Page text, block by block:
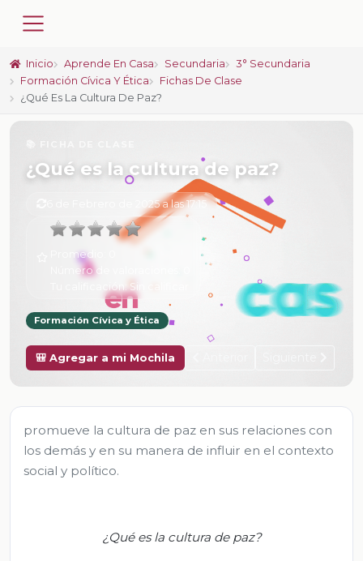
Inicio Aprende En Casa Secundaria
3° Secundaria
Formación Cívica Y Ética
Fichas De Clase
¿Qué Es La Cultura De Paz?
¿Qué es la cultura de paz?
6 de Febrero de 2025 a las 17:15
Promedio:
Número de valoraciones:
Tu calificación: Sin calificar
Formación Cívica y Ética
🎒 Agregar a mi Mochila
promueve la cultura de paz en sus relaciones con
los demás y en su manera de influir en el contexto
social y político.
¿Qué es la cultura de paz?